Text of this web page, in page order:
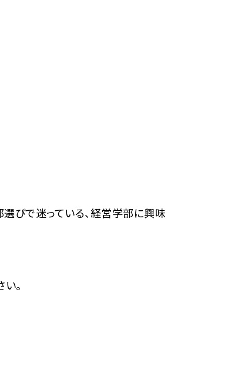
びで迷っている、経営学部に興味
。